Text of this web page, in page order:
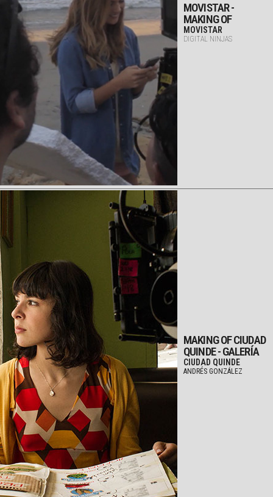
MOVISTAR -
MAKING OF
MOVISTAR
DIGITAL NINJAS
MAKING OF CIUDAD
QUINDE - GALERÍA
CIUDAD QUINDE
ANDRÉS GONZÁLEZ